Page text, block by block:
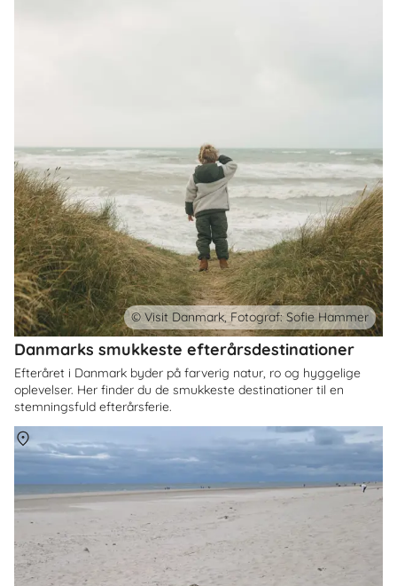
Danmarks smukkeste efterårsdestinationer
Efteråret i Danmark byder på farverig natur, ro og hyggelige
oplevelser. Her finder du de smukkeste destinationer til en
stemningsfuld efterårsferie.
© Visit Danmark, Fotograf: Sofie Hammer